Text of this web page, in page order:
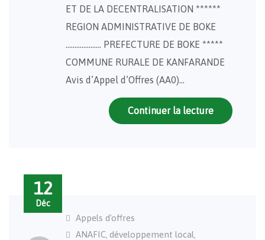
ET DE LA DECENTRALISATION ******
REGION ADMINISTRATIVE DE BOKE
……………….. PREFECTURE DE BOKE *****
COMMUNE RURALE DE KANFARANDE
Avis d’Appel d’Offres (AA0)…
Continuer la lecture
12
Déc
Appels d'offres
ANAFIC, développement local,